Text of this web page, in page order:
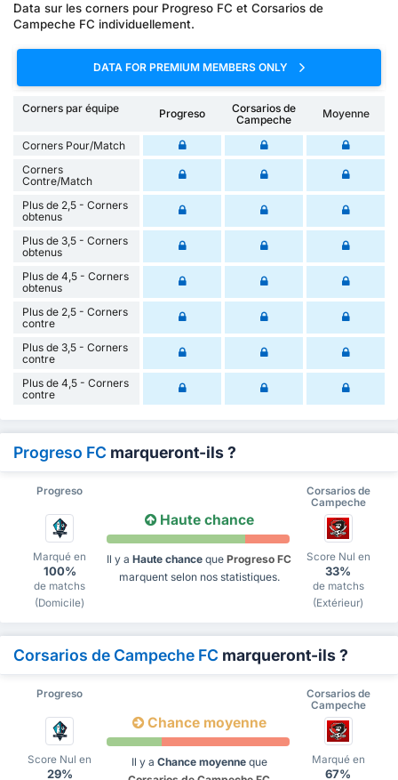
Data sur les corners pour Progreso FC et Corsarios de
Campeche FC individuellement.
DATA FOR PREMIUM MEMBERS ONLY
Corners par équipe Progreso
Corsarios de
Campeche
Moyenne
Corners Pour/Match
Corners
Contre/Match
Plus de 2,5 - Corners
obtenus
Plus de 3,5 - Corners
obtenus
Plus de 4,5 - Corners
obtenus
Plus de 2,5 - Corners
contre
Plus de 3,5 - Corners
contre
Plus de 4,5 - Corners
contre
Progreso FC marqueront-ils ?
Progreso
Corsarios de
Campeche
Marqué en
100%
de matchs
(Domicile)
Haute chance
Il y a Haute chance que Progreso FC
marquent selon nos statistiques.
Score Nul en
33%
de matchs
(Extérieur)
Corsarios de Campeche FC marqueront-ils ?
Progreso
Corsarios de
Campeche
Score Nul en
29%
Chance moyenne
Il y a Chance moyenneque
Marqué en
67%